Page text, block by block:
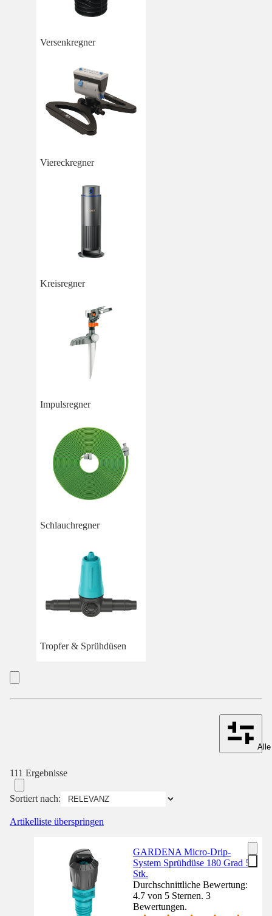
Versenkregner
Viereckregner
Kreisregner
Impulsregner
Schlauchregner
Tropfer & Sprühdüsen
111 Ergebnisse
Sortiert nach:
Artikelliste überspringen
GARDENA Micro-Drip-
System Sprühdüse 180 Grad 5
Stk.
Durchschnittliche Bewertung:
4.7 von 5 Sternen. 3
Bewertungen.